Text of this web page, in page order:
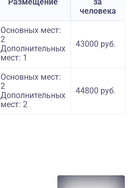
человека
Основных мест:
2
Дополнительных
мест: 1
43000 руб.
Основных мест:
2
Дополнительных
мест: 2
44800 руб.